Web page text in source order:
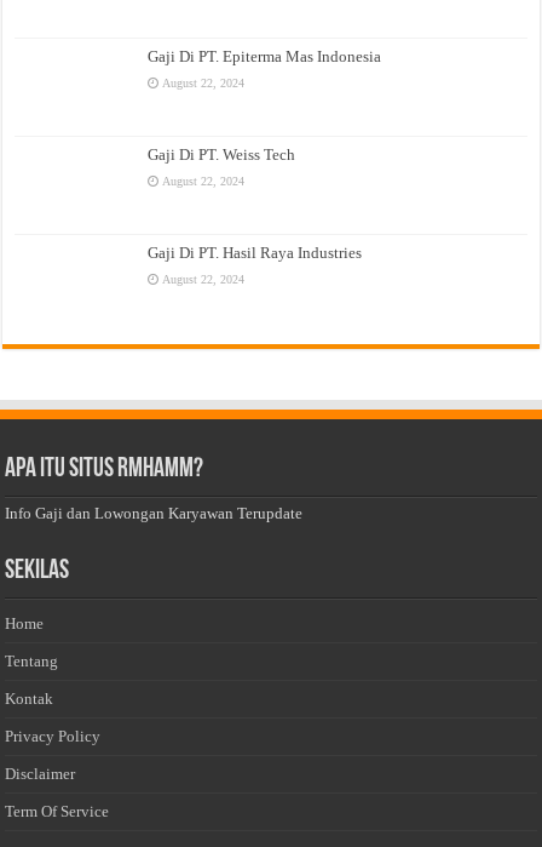
Gaji Di PT. Epiterma Mas Indonesia
August 22, 2024
Gaji Di PT. Weiss Tech
August 22, 2024
Gaji Di PT. Hasil Raya Industries
August 22, 2024
Apa Itu Situs Rmhamm?
Info Gaji dan Lowongan Karyawan Terupdate
Sekilas
Home
Tentang
Kontak
Privacy Policy
Disclaimer
Term Of Service